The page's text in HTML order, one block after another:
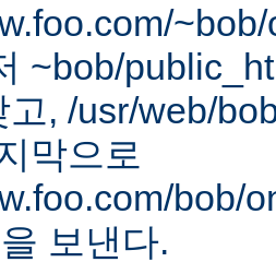
~bob/
고, /usr/web/
막으로
bob/
보낸다.